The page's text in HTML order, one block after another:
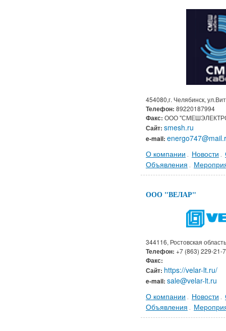
454080,г. Челябинск,
Телефон: 89220187994
Факс: ООО
Сайт: smesh.ru
e-mail:
О компании . Новости .
Объявления .
ООО "ВЕЛАР"
344116, Ростовская
Телефон: +7 (863) 229-21-
Факс:
Сайт: https://velar-lt.ru/
e-mail: sale@velar-lt.ru
О компании . Новости .
Объявления .